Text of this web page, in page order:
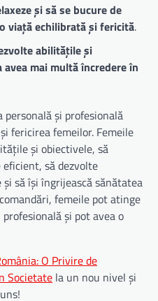
și să se bucure de
viață echilibrată și fericită.
abilitățile și
mai multă încredere în
și profesională
fericirea femeilor. Femeile
și obiectivele, să
să dezvolte
să își îngrijească sănătatea
femeile pot atinge
și pot avea o
O Privire de
Societate la un nou nivel și